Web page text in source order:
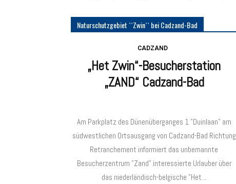
Naturschutzgebiet ``Zwin`` bei Cadzand-Bad
CADZAND
„Het Zwin“-Besucherstation
„ZAND“ Cadzand-Bad
Am Parkplatz des Dünenüberganges 1 "Duinlaan" am
südwestlichen Ortsausgang von Cadzand-Bad Richtung
Retranchement informiert das unbemannte
Besucherzentrum "Zand" interessierte Urlauber über
das niederländisch-belgische "Het...